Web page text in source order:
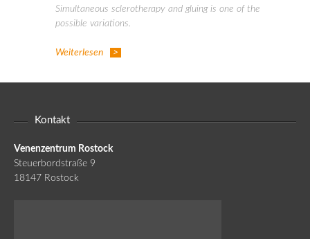
Simultaneous sclerotherapy and gluing is one of the
possible variations.
Weiterlesen
Kontakt
Venenzentrum Rostock
Steuerbordstraße 9
18147 Rostock